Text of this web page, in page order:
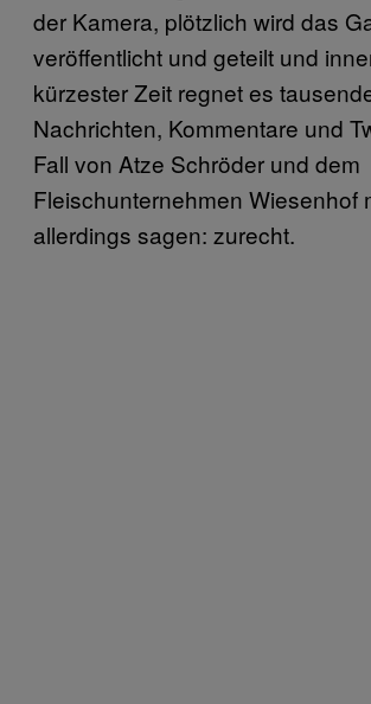
der Kamera, plötzlich wird das
veröffentlicht und geteilt und
kürzester Zeit regnet es
Nachrichten, Kommentare und
Fall von Atze Schröder und dem
Fleischunternehmen Wiesenhof
allerdings sagen: zurecht.